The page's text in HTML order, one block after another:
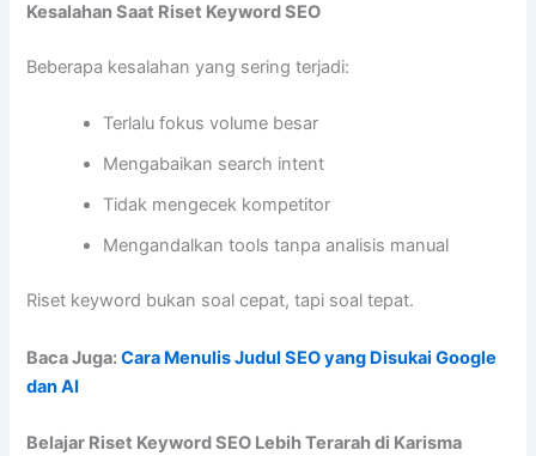
Kesalahan Saat Riset Keyword SEO
Beberapa kesalahan yang sering terjadi:
Terlalu fokus volume besar
Mengabaikan search intent
Tidak mengecek kompetitor
Mengandalkan tools tanpa analisis manual
Riset keyword bukan soal cepat, tapi soal tepat.
Baca Juga:Cara Menulis Judul SEO yang Disukai Google
dan AI
Belajar Riset Keyword SEO Lebih Terarah di Karisma